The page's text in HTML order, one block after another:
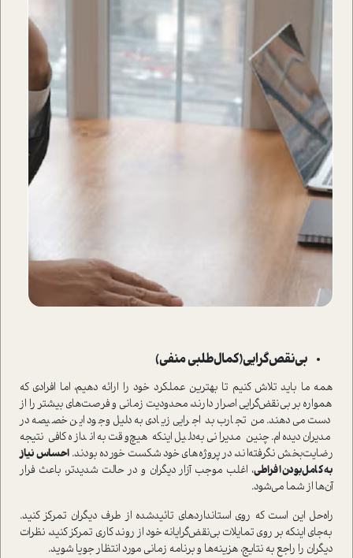
بی‌نقص‌گرایی(کمال‌طلبی منفی)
همه ما باید تلاش کنیم تا بهترین عملکرد خود را ارائه دهیم، اما افرادی که
همواره بر بی‌نقض‌گرایی اصرار دارند، محدودیت زمانی و فرصت‌های بیشتر را از
دست می‌دهند. من تجارب بد اجرایی زیادی به‌دلیل وجود این خصیصه در
مدیران دیده‌ام. چنین مدیرانی به‌دلیل اینکه هیچ‌وقت به اندازه کافی نتیجه
رضایت‌بخش نگرفته‌اند، در پروژه‌های خود شکست خورده بودند. احساس نیاز
به کامل‌بودن افراطی، اغلب موجب آزار دیگران و در حالت شدیدتر، باعث فرار
آن‌ها از شما می‌شود.
راه‌حل این است که روی استانداردهای تائید‌شده از طرف دیگران تمرکز کنید.
به‌جای اینکه بر روی تمایلات بی‌نقض‌گرایانه خود از روند کاری تمرکز کنید، نظرات
دیگران را راجع به نتایج، هزینه‌ها و برنامه زمانی مورد انتظار جویا شوید.